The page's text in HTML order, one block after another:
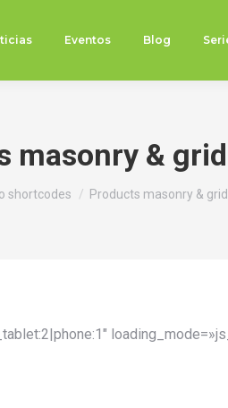
Eventos Blog
masonry & grid
shortcodes Products masonry & grid